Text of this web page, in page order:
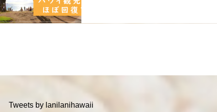
Tweets by lanilanihawaii